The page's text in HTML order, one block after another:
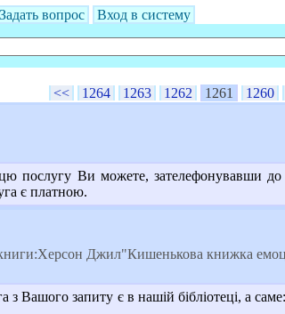
Задать вопрос Вход в систему
<< 1264 1263 1262 1261 1260
Ви можете, зателефонувавши до
є платною.
книги:Херсон Джил"Кишенькова книжка
Вашого запиту є в нашій бібліотеці, а